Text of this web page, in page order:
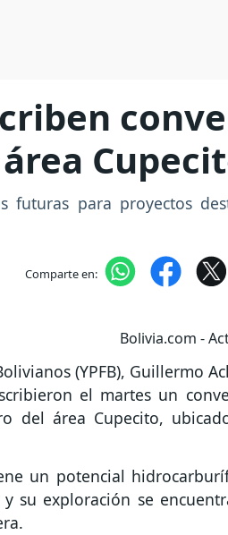
futuras para proyectos
Comparte en:
Bolivia.com -
(YPFB), Guillermo
el martes un
del área Cupecito,
un potencial
su exploración se